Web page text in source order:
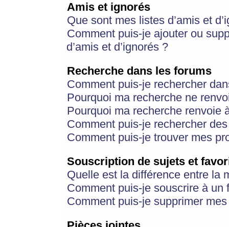
Amis et ignorés
Que sont mes listes d’amis et
Comment puis-je ajouter ou
d’amis et d’ignorés ?
Recherche dans les forums
Comment puis-je rechercher
Pourquoi ma recherche ne
Pourquoi ma recherche renvoie
Comment puis-je rechercher
Comment puis-je trouver mes
Souscription de sujets et
Quelle est la différence entre la
Comment puis-je souscrire à
Comment puis-je supprimer